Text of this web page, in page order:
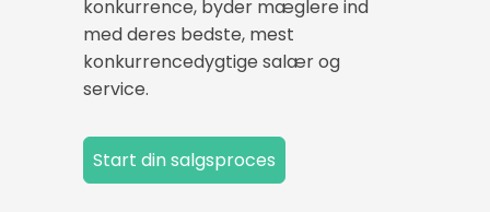
konkurrence, byder mæglere ind
med deres bedste, mest
konkurrencedygtige salær og
service.